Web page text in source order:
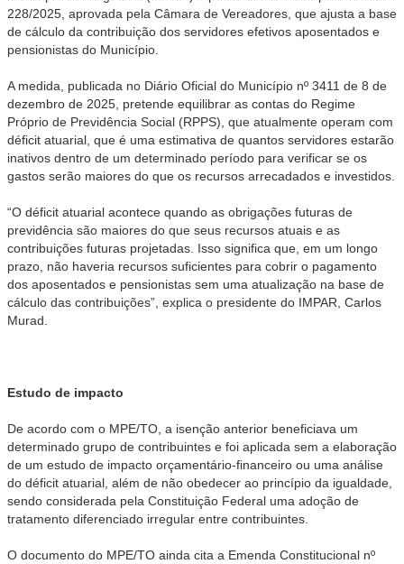
228/2025, aprovada pela Câmara de Vereadores, que ajusta a base
de cálculo da contribuição dos servidores efetivos aposentados e
pensionistas do Município.
A medida, publicada no Diário Oficial do Município nº 3411 de 8 de
dezembro de 2025, pretende equilibrar as contas do Regime
Próprio de Previdência Social (RPPS), que atualmente operam com
déficit atuarial, que é uma estimativa de quantos servidores estarão
inativos dentro de um determinado período para verificar se os
gastos serão maiores do que os recursos arrecadados e investidos.
“O déficit atuarial acontece quando as obrigações futuras de
previdência são maiores do que seus recursos atuais e as
contribuições futuras projetadas. Isso significa que, em um longo
prazo, não haveria recursos suficientes para cobrir o pagamento
dos aposentados e pensionistas sem uma atualização na base de
cálculo das contribuições”, explica o presidente do IMPAR, Carlos
Murad.
Estudo de impacto
De acordo com o MPE/TO, a isenção anterior beneficiava um
determinado grupo de contribuintes e foi aplicada sem a elaboração
de um estudo de impacto orçamentário-financeiro ou uma análise
do déficit atuarial, além de não obedecer ao princípio da igualdade,
sendo considerada pela Constituição Federal uma adoção de
tratamento diferenciado irregular entre contribuintes.
O documento do MPE/TO ainda cita a Emenda Constitucional nº